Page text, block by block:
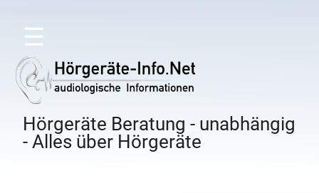
☰
Hörgeräte Beratung - unabhängig
- Alles über Hörgeräte